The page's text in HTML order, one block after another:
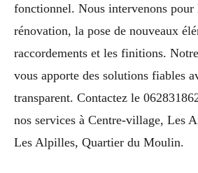
fonctionnel. Nous intervenons pour
rénovation, la pose de nouveaux
raccordements et les finitions.
vous apporte des solutions fiables
transparent. Contactez le
nos services à Centre-village, Les
Les Alpilles, Quartier du Moulin.